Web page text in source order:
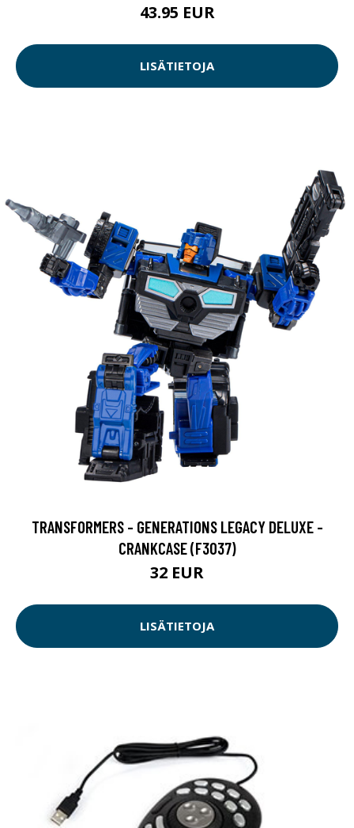
43.95 EUR
LISÄTIETOJA
TRANSFORMERS - GENERATIONS LEGACY DELUXE -
CRANKCASE (F3037)
32 EUR
LISÄTIETOJA